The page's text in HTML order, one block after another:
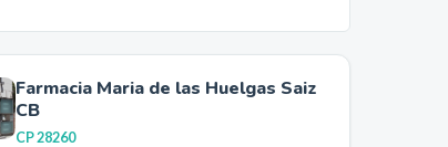
Farmacia Maria de las Huelgas Saiz
CB
CP28260